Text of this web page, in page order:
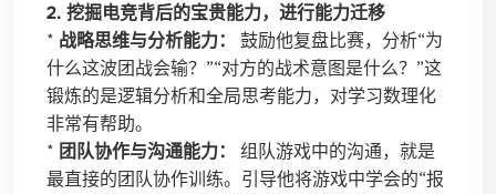
2. 挖掘电竞背后的宝贵能力，进行能力迁移
* 战略思维与分析能力：
鼓励他复盘比赛，分析“为
什么这波团战会输？”“对方的战术意图是什么？”这
锻炼的是逻辑分析和全局思考能力，对学习数理化
非常有帮助。
* 团队协作与沟通能力：
组队游戏中的沟通，就是
最直接的团队协作训练。引导他将游戏中学会的“报